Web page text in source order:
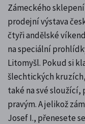
Zámeckého
prodejní výstava
čtyři andělské
na speciální
Litomyšl. Pokud si
šlechtických
také na své
pravým. A jelikož
Josef I., přenesete